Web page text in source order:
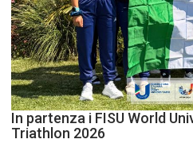
In partenza i FISU World
Triathlon 2026